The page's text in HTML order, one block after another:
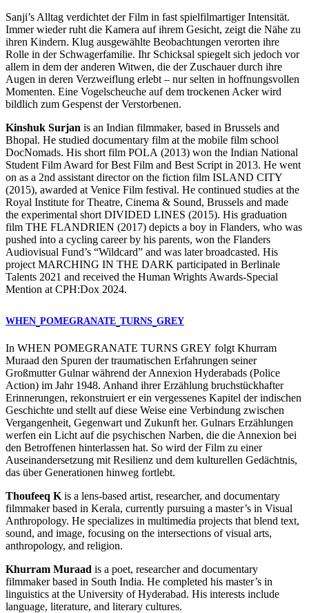
Sanji’s Alltag verdichtet der Film in fast spielfilmartiger Intensität.
Immer wieder ruht die Kamera auf ihrem Gesicht, zeigt die Nähe zu
ihren Kindern. Klug ausgewählte Beobachtungen verorten ihre
Rolle in der Schwagerfamilie. Ihr Schicksal spiegelt sich jedoch vor
allem in dem der anderen Witwen, die der Zuschauer durch ihre
Augen in deren Verzweiflung erlebt – nur selten in hoffnungsvollen
Momenten. Eine Vogelscheuche auf dem trockenen Acker wird
bildlich zum Gespenst der Verstorbenen.
Kinshuk Surjan is an Indian filmmaker, based in Brussels and
Bhopal. He studied documentary film at the mobile film school
DocNomads. His short film POLA (2013) won the Indian National
Student Film Award for Best Film and Best Script in 2013. He went
on as a 2nd assistant director on the fiction film ISLAND CITY
(2015), awarded at Venice Film festival. He continued studies at the
Royal Institute for Theatre, Cinema & Sound, Brussels and made
the experimental short DIVIDED LINES (2015). His graduation
film THE FLANDRIEN (2017) depicts a boy in Flanders, who was
pushed into a cycling career by his parents, won the Flanders
Audiovisual Fund’s “Wildcard” and was later broadcasted. His
project MARCHING IN THE DARK participated in Berlinale
Talents 2021 and received the Human Wrights Awards-Special
Mention at CPH:Dox 2024.
WHEN POMEGRANATE TURNS GREY
In WHEN POMEGRANATE TURNS GREY folgt Khurram
Muraad den Spuren der traumatischen Erfahrungen seiner
Großmutter Gulnar während der Annexion Hyderabads (Police
Action) im Jahr 1948. Anhand ihrer Erzählung bruchstückhafter
Erinnerungen, rekonstruiert er ein vergessenes Kapitel der indischen
Geschichte und stellt auf diese Weise eine Verbindung zwischen
Vergangenheit, Gegenwart und Zukunft her. Gulnars Erzählungen
werfen ein Licht auf die psychischen Narben, die die Annexion bei
den Betroffenen hinterlassen hat. So wird der Film zu einer
Auseinandersetzung mit Resilienz und dem kulturellen Gedächtnis,
das über Generationen hinweg fortlebt.
Thoufeeq K is a lens-based artist, researcher, and documentary
filmmaker based in Kerala, currently pursuing a master’s in Visual
Anthropology. He specializes in multimedia projects that blend text,
sound, and image, focusing on the intersections of visual arts,
anthropology, and religion.
Khurram Muraad is a poet, researcher and documentary
filmmaker based in South India. He completed his master’s in
linguistics at the University of Hyderabad. His interests include
language, literature, and literary cultures.